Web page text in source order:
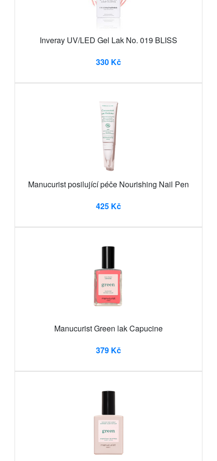
Inveray UV/LED Gel Lak No. 019 BLISS
330 Kč
Manucurist posilující péče Nourishing Nail Pen
425 Kč
Manucurist Green lak Capucine
379 Kč